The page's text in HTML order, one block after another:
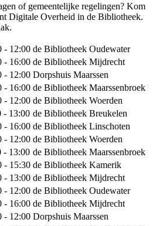
of gemeentelijke regelingen? Kom
Digitale Overheid in de Bibliotheek.
- 12:00 de Bibliotheek Oudewater
- 16:00 de Bibliotheek Mijdrecht
- 12:00 Dorpshuis Maarssen
- 16:00 de Bibliotheek Maarssenbroek
- 12:00 de Bibliotheek Woerden
- 13:00 de Bibliotheek Breukelen
- 16:00 de Bibliotheek Linschoten
- 12:00 de Bibliotheek Woerden
- 13:00 de Bibliotheek Maarssenbroek
- 15:30 de Bibliotheek Kamerik
- 13:00 de Bibliotheek Mijdrecht
- 12:00 de Bibliotheek Oudewater
- 16:00 de Bibliotheek Mijdrecht
- 12:00 Dorpshuis Maarssen